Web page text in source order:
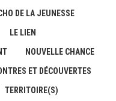
DE LA JEUNESSE
LE LIEN
NOUVELLE CHANCE
ET DÉCOUVERTES
TERRITOIRE(S)